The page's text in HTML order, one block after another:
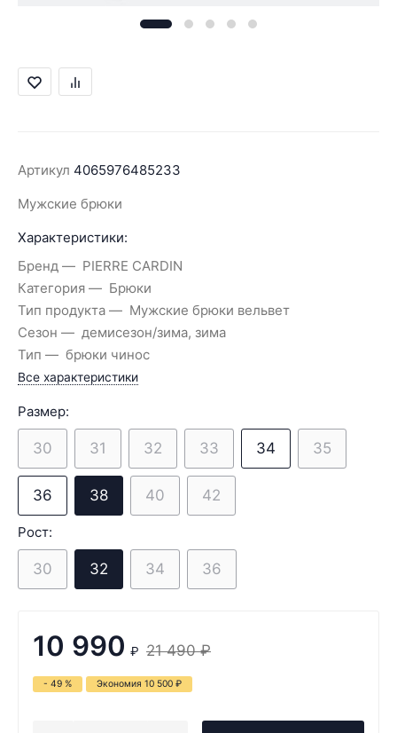
Артикул 4065976485233
Мужские брюки
Характеристики:
Бренд
PIERRE CARDIN
Категория
Брюки
Тип продукта
Мужские брюки вельвет
Сезон
демисезон/зима, зима
Тип
брюки чинос
Все характеристики
Размер:
30 31 32 33 34 35
36 38 40 42
Рост:
30 32 34 36
10 990 ₽ 21 490 ₽
- 49 % Экономия 10 500 ₽